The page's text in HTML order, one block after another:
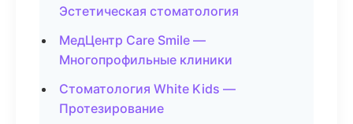
Эстетическая стоматология
МедЦентр Care Smile —
Многопрофильные клиники
Стоматология White Kids —
Протезирование